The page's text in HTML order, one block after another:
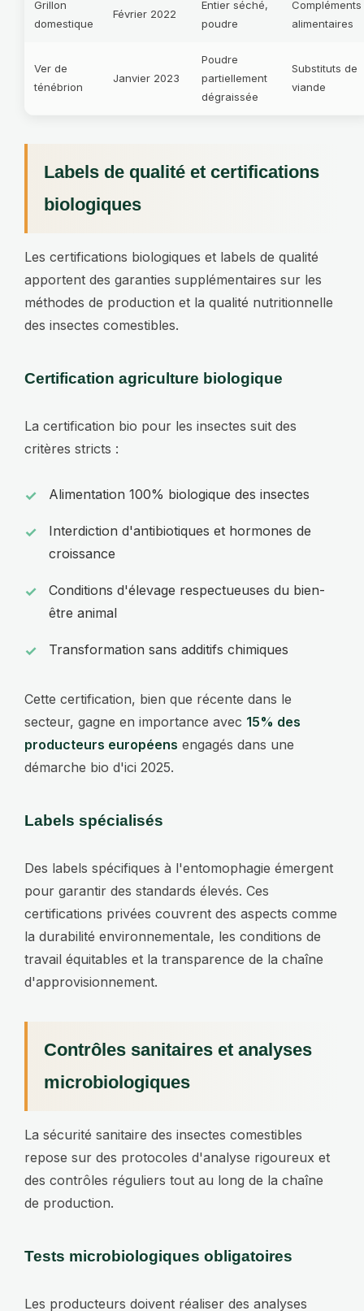
Grillon
domestique
Février 2022
Entier séché,
poudre
Compléments
alimentaires
Ver de
ténébrion
Janvier 2023
Poudre
partiellement
dégraissée
Substituts de
viande
Labels de qualité et certifications
biologiques
Les certifications biologiques et labels de qualité
apportent des garanties supplémentaires sur les
méthodes de production et la qualité nutritionnelle
des insectes comestibles.
Certification agriculture biologique
La certification bio pour les insectes suit des
critères stricts :
Alimentation 100% biologique des insectes
Interdiction d'antibiotiques et hormones de
croissance
Conditions d'élevage respectueuses du bien-
être animal
Transformation sans additifs chimiques
Cette certification, bien que récente dans le
secteur, gagne en importance avec 15% des
producteurs européens engagés dans une
démarche bio d'ici 2025.
Labels spécialisés
Des labels spécifiques à l'entomophagie émergent
pour garantir des standards élevés. Ces
certifications privées couvrent des aspects comme
la durabilité environnementale, les conditions de
travail équitables et la transparence de la chaîne
d'approvisionnement.
Contrôles sanitaires et analyses
microbiologiques
La sécurité sanitaire des insectes comestibles
repose sur des protocoles d'analyse rigoureux et
des contrôles réguliers tout au long de la chaîne
de production.
Tests microbiologiques obligatoires
Les producteurs doivent réaliser des analyses